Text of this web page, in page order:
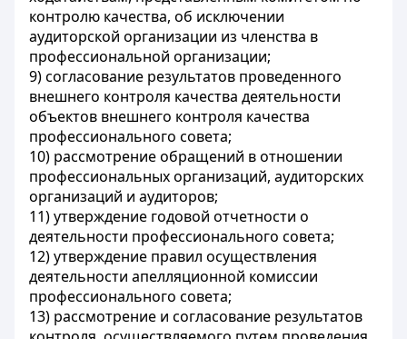
контролю качества, об исключении
аудиторской организации из членства в
профессиональной организации;
9) согласование результатов проведенного
внешнего контроля качества деятельности
объектов внешнего контроля качества
профессионального совета;
10) рассмотрение обращений в отношении
профессиональных организаций, аудиторских
организаций и аудиторов;
11) утверждение годовой отчетности о
деятельности профессионального совета;
12) утверждение правил осуществления
деятельности апелляционной комиссии
профессионального совета;
13) рассмотрение и согласование результатов